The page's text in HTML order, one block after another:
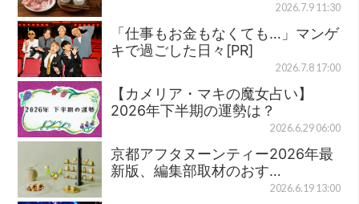
2026.7.9 11:30
「仕事もお金もなくても…」マンゲ
キで過ごした日々[PR]
2026.7.8 17:00
【カメリア・マキの魔女占い】
2026年下半期の運勢は？
2026.6.29 06:00
京都アフタヌーンティー2026年最
新版、編集部取材のおす…
2026.6.19 13:00